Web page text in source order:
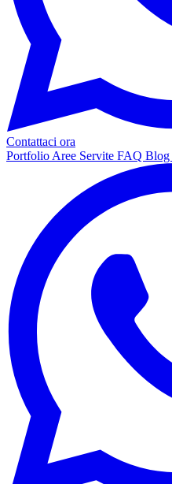
Contattaci ora
Portfolio Aree Servite FAQ Blog